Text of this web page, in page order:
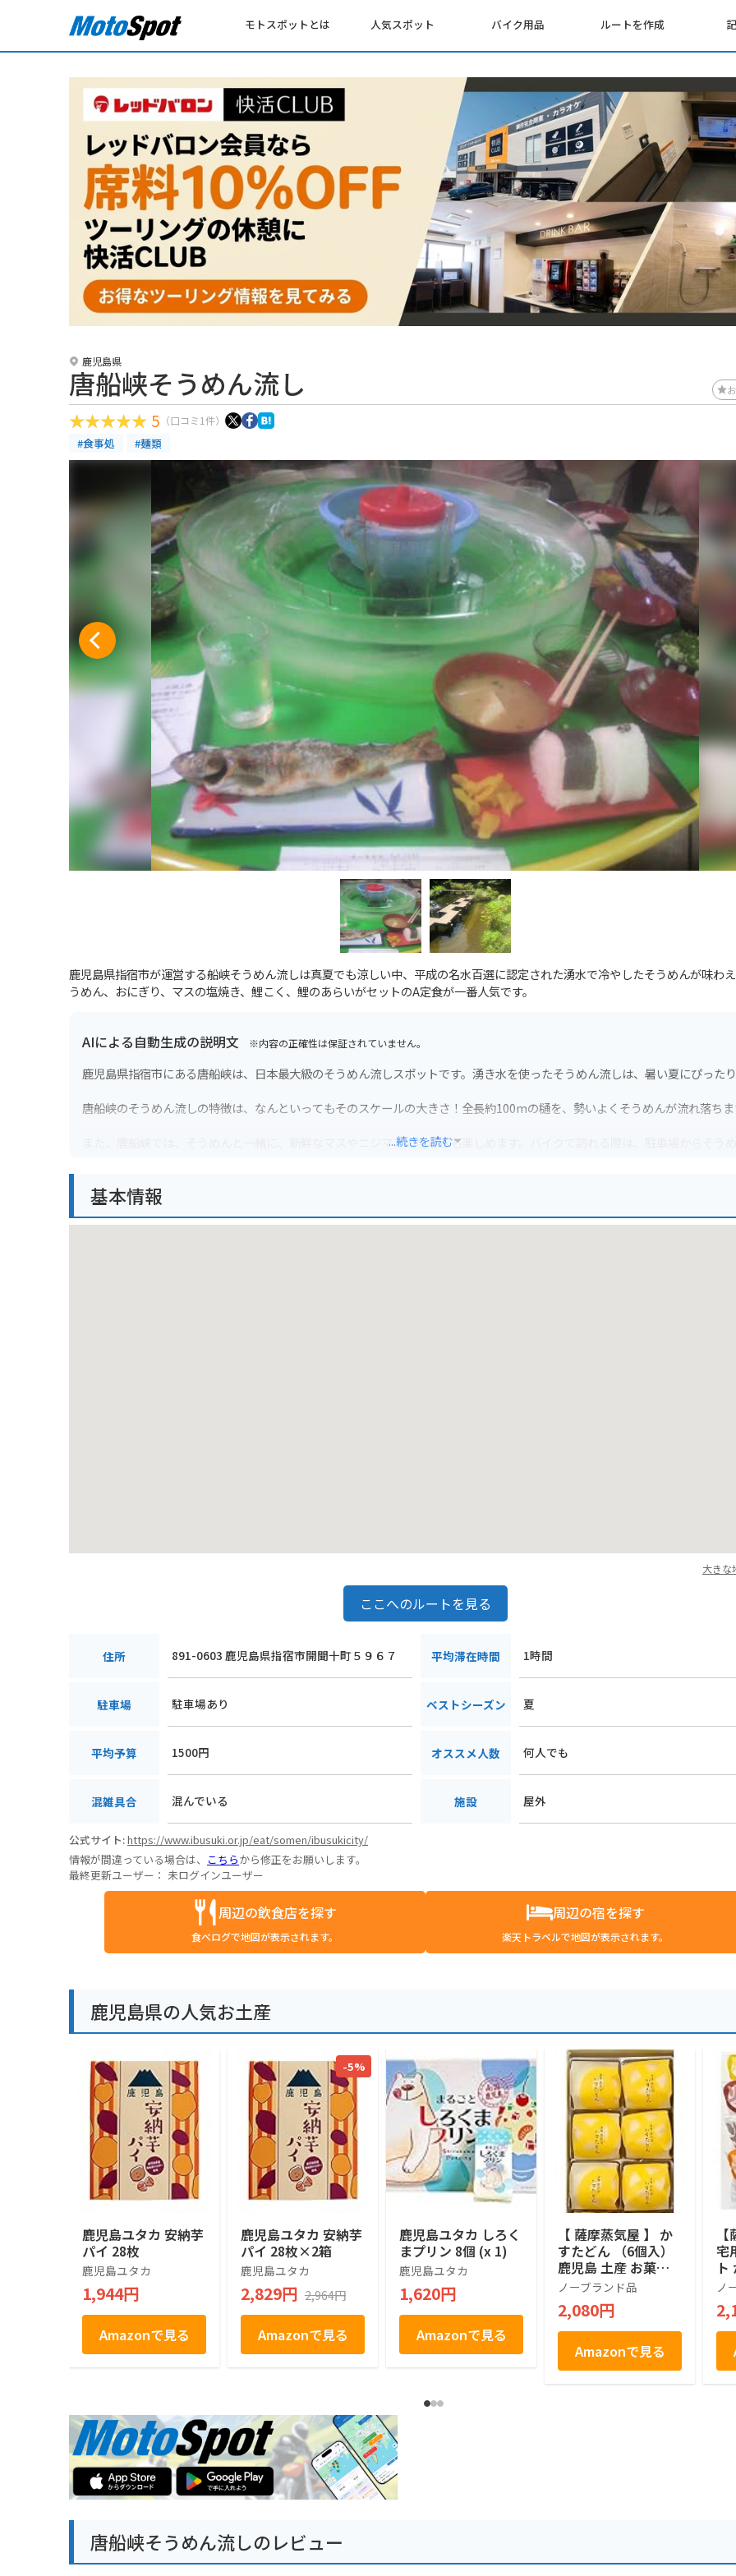
モトスポットとは 人気スポット バイク用品 ルートを作成
鹿児島県
唐船峡そうめん流し
5 （口コミ1件）
#食事処 #麺類
鹿児島県指宿市が運営する船峡そうめん流しは真夏でも涼しい中、平成の名水百選に認定された湧水で冷やしたそうめんが味わ
うめん、おにぎり、マスの塩焼き、鯉こく、鯉のあらいがセットのA定食が一番人気です。
AIによる自動生成の説明文 ※内容の正確性は保証されていません。
鹿児島県指宿市にある唐船峡は、日本最大級のそうめん流しスポットです。湧き水を使ったそうめん流しは、暑い夏にぴったり
唐船峡のそうめん流しの特徴は、なんといってもそのスケールの大きさ！全長約100mの樋を、勢いよくそうめんが流れ落ちま
また、唐船峡では、そうめんと一緒に、新鮮なマスやニジマスの塩焼きも楽しめます。バイクで訪れる際は、駐車場からそうめ
...続きを読む
基本情報
大きな
ここへのルートを見る
住所 891-0603 鹿児島県指宿市開聞十町５９６７ 平均滞在時間 1時間
駐車場 駐車場あり ベストシーズン 夏
平均予算 1500円 オススメ人数 何人でも
混雑具合 混んでいる 施設 屋外
公式サイト:https://www.ibusuki.or.jp/eat/somen/ibusukicity/
情報が間違っている場合は、 こちらから修正をお願いします。
最終更新ユーザー： 未ログインユーザー
周辺の飲食店を探す
食べログで地図が表示されます。
周辺の宿を探す
楽天トラベルで地図が表示されます。
鹿児島県の人気お土産
鹿児島ユタカ 安納芋
パイ 28枚
鹿児島ユタカ
1,944円
Amazonで見る
-5%
鹿児島ユタカ 安納芋
パイ 28枚×2箱
鹿児島ユタカ
2,829円 2,964円
Amazonで見る
鹿児島ユタカ しろく
まプリン 8個 (x 1)
鹿児島ユタカ
1,620円
Amazonで見る
【 薩摩蒸気屋 】 か
すたどん （6個入）
鹿児島 土産 お菓子
手提げ袋付き
ノーブランド品
2,080円
Amazonで見る
宅
ト
な
が
季
お
ス
ノ
唐船峡そうめん流しのレビュー